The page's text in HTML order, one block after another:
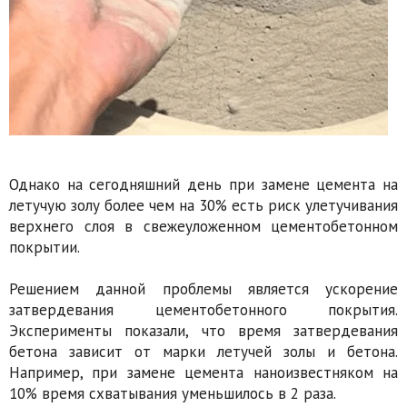
Однако на сегодняшний день при замене цемента на
летучую золу более чем на 30% есть риск улетучивания
верхнего слоя в свежеуложенном цементобетонном
покрытии.
Решением данной проблемы является ускорение
затвердевания цементобетонного покрытия.
Эксперименты показали, что время затвердевания
бетона зависит от марки летучей золы и бетона.
Например, при замене цемента наноизвестняком на
10% время схватывания уменьшилось в 2 раза.